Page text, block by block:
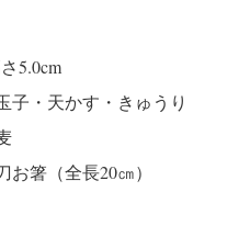
5.0cm
子・天かす・きゅうり
箸（全長20㎝）